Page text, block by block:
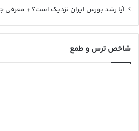
آیا رشد بورس ایران نزدیک است؟ +
شاخص ترس و طمع